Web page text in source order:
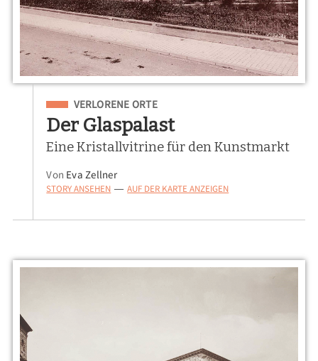
Eingeordnet unter
VERLORENE ORTE
Der Glaspalast
Eine Kristallvitrine für den Kunstmarkt
Von Eva Zellner
STORY ANSEHEN — AUF DER KARTE ANZEIGEN